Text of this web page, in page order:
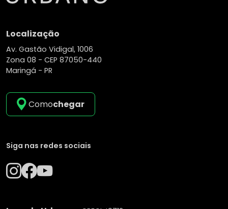
Localização
Av. Gastão Vidigal, 1006
Zona 08 - CEP 87050-440
Maringá - PR
Comochegar
Siga nas redes sociais